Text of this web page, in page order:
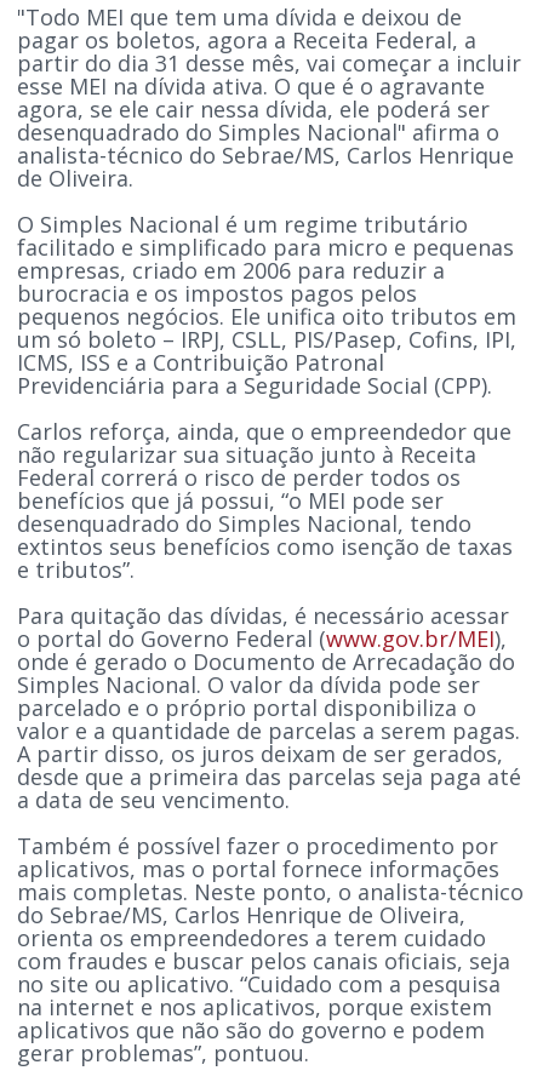
"Todo MEI que tem uma dívida e deixou de
pagar os boletos, agora a Receita Federal, a
partir do dia 31 desse mês, vai começar a incluir
esse MEI na dívida ativa. O que é o agravante
agora, se ele cair nessa dívida, ele poderá ser
desenquadrado do Simples Nacional" afirma o
analista-técnico do Sebrae/MS, Carlos Henrique
de Oliveira.
O Simples Nacional é um regime tributário
facilitado e simplificado para micro e pequenas
empresas, criado em 2006 para reduzir a
burocracia e os impostos pagos pelos
pequenos negócios. Ele unifica oito tributos em
um só boleto – IRPJ, CSLL, PIS/Pasep, Cofins, IPI,
ICMS, ISS e a Contribuição Patronal
Previdenciária para a Seguridade Social (CPP).
Carlos reforça, ainda, que o empreendedor que
não regularizar sua situação junto à Receita
Federal correrá o risco de perder todos os
benefícios que já possui, “o MEI pode ser
desenquadrado do Simples Nacional, tendo
extintos seus benefícios como isenção de taxas
e tributos”.
Para quitação das dívidas, é necessário acessar
o portal do Governo Federal (www.gov.br/MEI),
onde é gerado o Documento de Arrecadação do
Simples Nacional. O valor da dívida pode ser
parcelado e o próprio portal disponibiliza o
valor e a quantidade de parcelas a serem pagas.
A partir disso, os juros deixam de ser gerados,
desde que a primeira das parcelas seja paga até
a data de seu vencimento.
Também é possível fazer o procedimento por
aplicativos, mas o portal fornece informações
mais completas. Neste ponto, o analista-técnico
do Sebrae/MS, Carlos Henrique de Oliveira,
orienta os empreendedores a terem cuidado
com fraudes e buscar pelos canais oficiais, seja
no site ou aplicativo. “Cuidado com a pesquisa
na internet e nos aplicativos, porque existem
aplicativos que não são do governo e podem
gerar problemas”, pontuou.